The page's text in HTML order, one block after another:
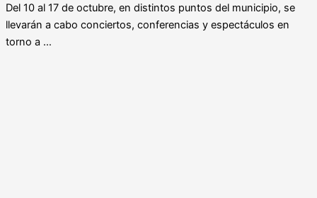
Del 10 al 17 de octubre, en distintos puntos del municipio, se
llevarán a cabo conciertos, conferencias y espectáculos en
torno a …